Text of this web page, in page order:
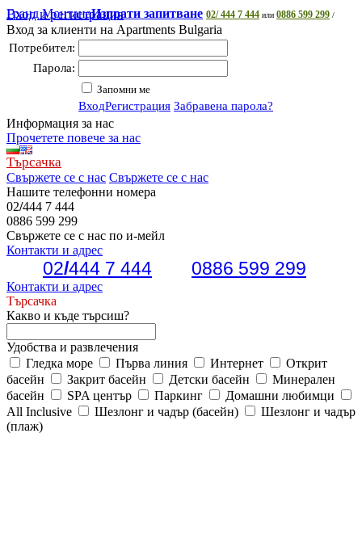
Гранд МонтанаИзпрати запитване 02/ 444 7 444 или 0886 599 299 /
Вход и регистрация
Вход за клиенти на Apartments Bulgaria
Потребител:
Парола:
Запомни ме
ВходРегистрация Забравена парола?
Информация за нас
Прочетете повече за нас
Търсачка
Свържете се с нас Свържете се с нас
Нашите телефонни номера
02/444 7 444
0886 599 299
Свържете се с нас по и-мейл
Контакти и адрес
02/444 7 444 0886 599 299
Контакти и адрес
Търсачка
Какво и къде търсиш?
Удобства и развлечения
Гледка море
Първа линия Интернет
Открит
басейн
Закрит басейн Детски басейн
Минерален
басейн
SPA център Паркинг
Домашни любимци
All Inclusive
Шезлонг и чадър (басейн)
Шезлонг и чадър
(плаж)